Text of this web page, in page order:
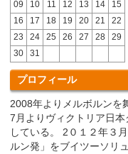
09
10 11 12 13 14
15
16
17 18 19 20 21
22
23
24 25 26 27 28
29
30
31
プロフィール
2008年よりメルボルンを
7月よりヴィクトリア日
している。 2０１２年
ルン発」をブイツーソリ